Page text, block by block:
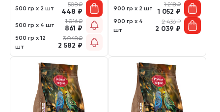
500 гр х 2 шт
508₽
448 ₽
500 гр х 4 шт
1 016₽
861 ₽
500 гр х 12
шт
3 048₽
2 582 ₽
900 гр х 2 шт
1 218₽
1 052 ₽
900 гр х 4
шт
2 436₽
2 039 ₽